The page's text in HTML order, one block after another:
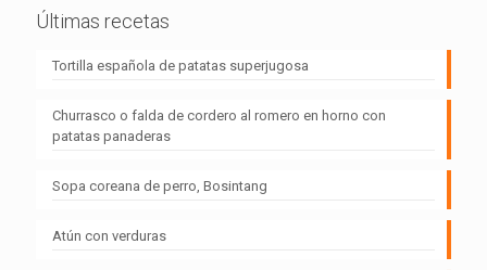
Últimas recetas
Tortilla española de patatas superjugosa
Churrasco o falda de cordero al romero en horno con
patatas panaderas
Sopa coreana de perro, Bosintang
Atún con verduras